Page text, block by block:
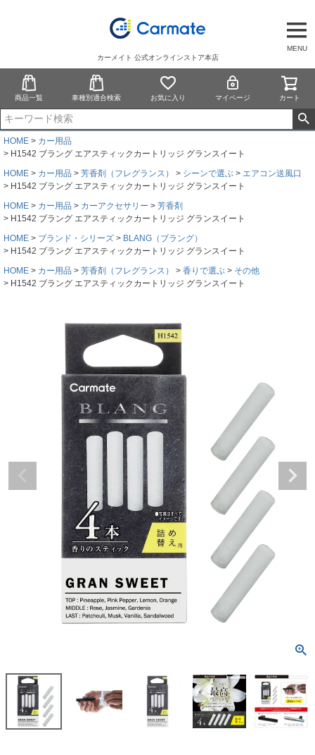
MENU
カーメイト 公式オンラインストア本店
商品一覧 車種別適合検索 お気に入り マイページ カート
HOME
カー用品
H1542 ブラング エアスティックカートリッジ グランスイート
HOME
カー用品 芳香剤（フレグランス） シーンで選ぶ
エアコン送風口
H1542 ブラング エアスティックカートリッジ グランスイート
HOME
カー用品 カーアクセサリー
芳香剤
H1542 ブラング エアスティックカートリッジ グランスイート
HOME
ブランド・シリーズ
BLANG（ブラング）
H1542 ブラング エアスティックカートリッジ グランスイート
HOME
カー用品 芳香剤（フレグランス） 香りで選ぶ
その他
H1542 ブラング エアスティックカートリッジ グランスイート